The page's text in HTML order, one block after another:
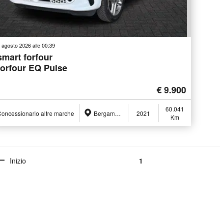
agosto 2026 alle 00:39
forfour
EQ Pulse
€ 9.900
altre marche Bergamo (BG) 2021
60.041
Km
Inizio 1